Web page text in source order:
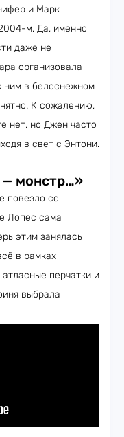
и Марк
м. Да, именно
даже не
организовала
ним в белоснежном
К сожалению,
нет, но Джен часто
в свет с Энтони.
монстр…»
повезло со
Лопес сама
этим занялась
в рамках
перчатки и
выбрала